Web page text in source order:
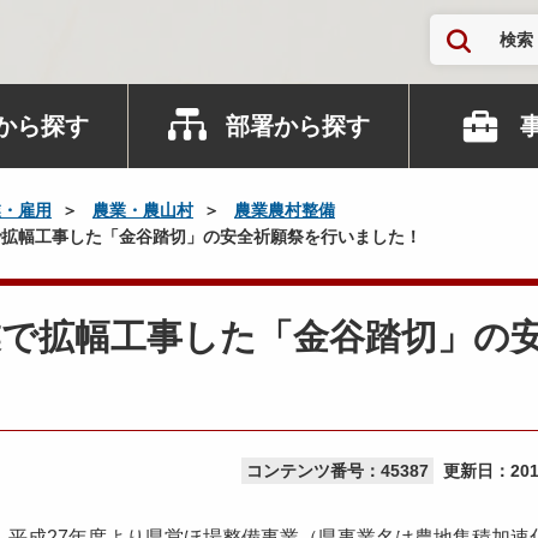
検索
ら探す 部署から探す
雇用 農業・農山村
農業農村整備
幅工事した「金谷踏切」の安全祈願祭を行いました！
拡幅工事した「金谷踏切」の
コンテンツ番号：45387 更新日：